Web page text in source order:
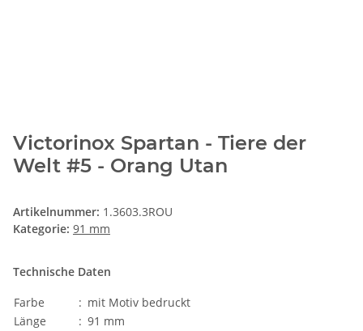
Victorinox Spartan - Tiere der
Welt #5 - Orang Utan
Artikelnummer: 1.3603.3ROU
Kategorie: 91 mm
Technische Daten
Farbe
: mit Motiv bedruckt
Länge
: 91 mm